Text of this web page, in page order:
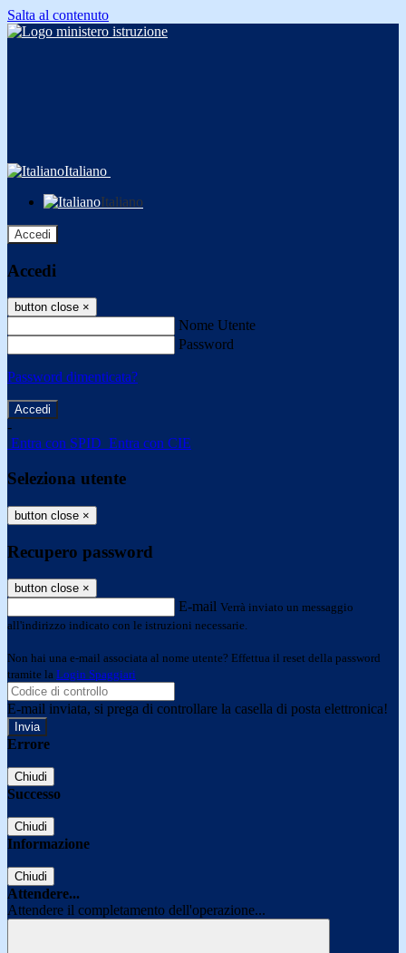
Salta al contenuto
Italiano
Italiano
Accedi
Accedi
button close ×
Nome Utente
Password
Password dimenticata?
-
Entra con SPID Entra con CIE
Seleziona utente
button close ×
Recupero password
button close ×
E-mail Verrà inviato un messaggio
all'indirizzo indicato con le istruzioni necessarie.
Non hai una e-mail associata al nome utente? Effettua il reset della password
tramite la Login Spaggiari
E-mail inviata, si prega di controllare la casella di posta elettronica!
Errore
Chiudi
Successo
Chiudi
Informazione
Chiudi
Attendere...
Attendere il completamento dell'operazione...